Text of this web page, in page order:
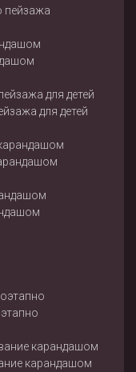
пейзажа
для детей
карандашом